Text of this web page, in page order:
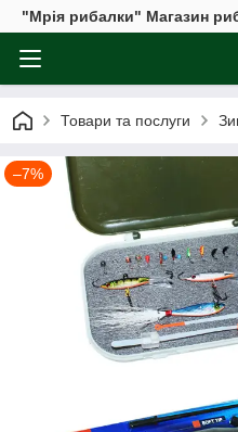
"Мрія рибалки" Магазин
Товари та послуги
–7%